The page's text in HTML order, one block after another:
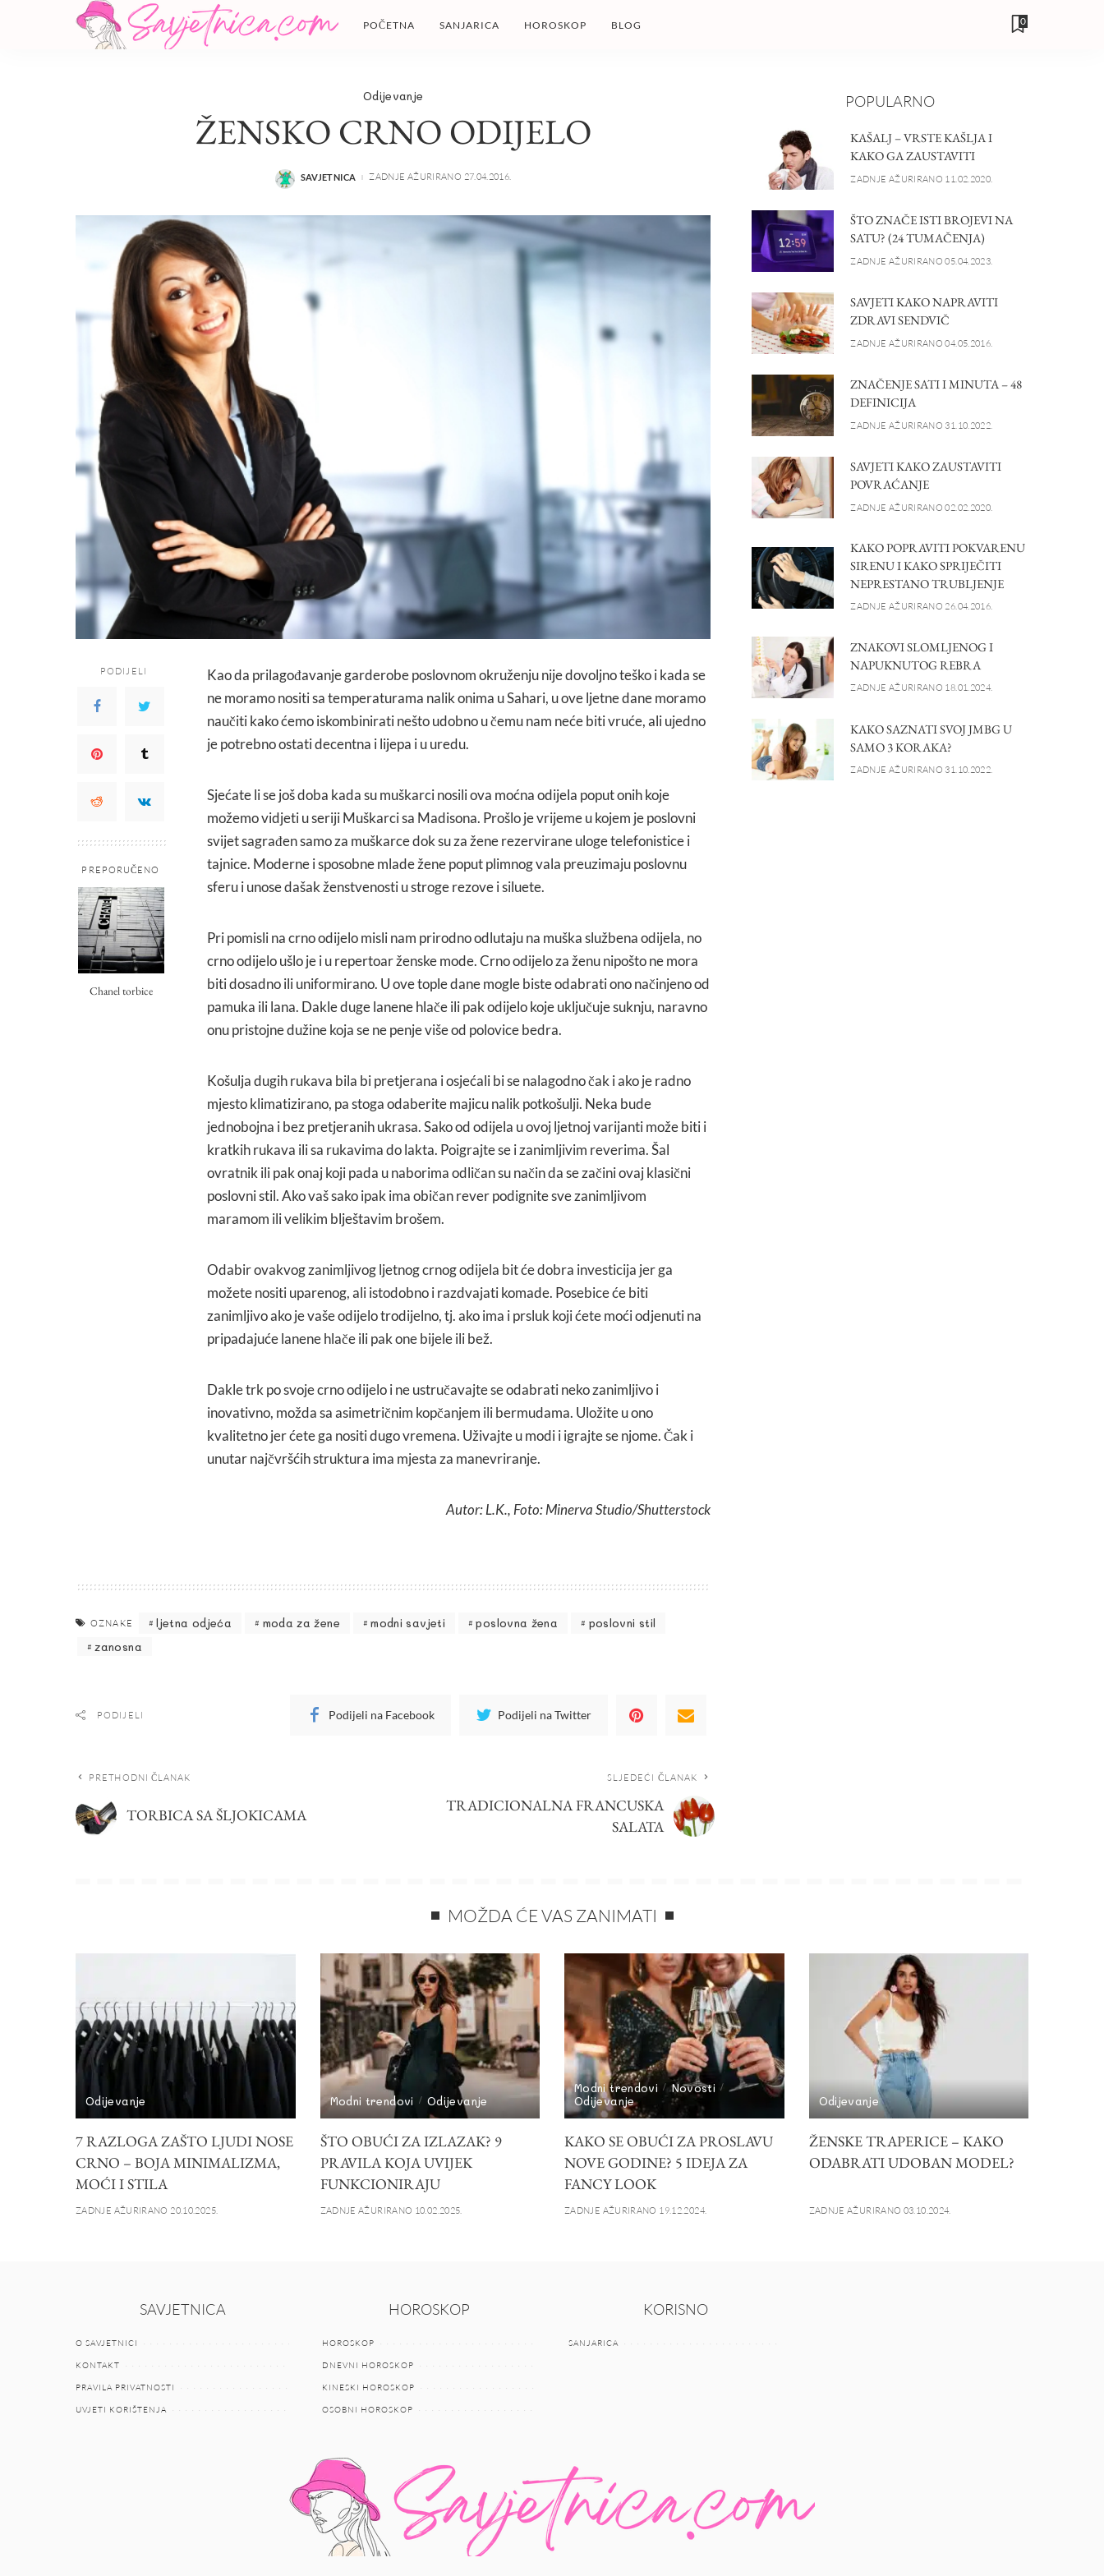
POČETNA SANJARICA HOROSKOP BLOG 0
Odijevanje
ŽENSKO CRNO ODIJELO
POSTED
SAVJETNICA ZADNJE AŽURIRANO 27.04.2016.
PODIJELI
PREPORUČENO
Chanel torbice
Kao da prilagođavanje garderobe poslovnom okruženju nije dovoljno teško i kada se
ne moramo nositi sa temperaturama nalik onima u Sahari, u ove ljetne dane moramo
naučiti kako ćemo iskombinirati nešto udobno u čemu nam neće biti vruće, ali ujedno
je potrebno ostati decentna i lijepa i u uredu.
Sjećate li se još doba kada su muškarci nosili ova moćna odijela poput onih koje
možemo vidjeti u seriji Muškarci sa Madisona. Prošlo je vrijeme u kojem je poslovni
svijet sagrađen samo za muškarce dok su za žene rezervirane uloge telefonistice i
tajnice. Moderne i sposobne mlade žene poput plimnog vala preuzimaju poslovnu
sferu i unose dašak ženstvenosti u stroge rezove i siluete.
Pri pomisli na crno odijelo misli nam prirodno odlutaju na muška službena odijela, no
crno odijelo ušlo je i u repertoar ženske mode. Crno odijelo za ženu nipošto ne mora
biti dosadno ili uniformirano. U ove tople dane mogle biste odabrati ono načinjeno od
pamuka ili lana. Dakle duge lanene hlače ili pak odijelo koje uključuje suknju, naravno
onu pristojne dužine koja se ne penje više od polovice bedra.
Košulja dugih rukava bila bi pretjerana i osjećali bi se nalagodno čak i ako je radno
mjesto klimatizirano, pa stoga odaberite majicu nalik potkošulji. Neka bude
jednobojna i bez pretjeranih ukrasa. Sako od odijela u ovoj ljetnoj varijanti može biti i
kratkih rukava ili sa rukavima do lakta. Poigrajte se i zanimljivim reverima. Šal
ovratnik ili pak onaj koji pada u naborima odličan su način da se začini ovaj klasični
poslovni stil. Ako vaš sako ipak ima običan rever podignite sve zanimljivom
maramom ili velikim blještavim brošem.
Odabir ovakvog zanimljivog ljetnog crnog odijela bit će dobra investicija jer ga
možete nositi uparenog, ali istodobno i razdvajati komade. Posebice će biti
zanimljivo ako je vaše odijelo trodijelno, tj. ako ima i prsluk koji ćete moći odjenuti na
pripadajuće lanene hlače ili pak one bijele ili bež.
Dakle trk po svoje crno odijelo i ne ustručavajte se odabrati neko zanimljivo i
inovativno, možda sa asimetričnim kopčanjem ili bermudama. Uložite u ono
kvalitetno jer ćete ga nositi dugo vremena. Uživajte u modi i igrajte se njome. Čak i
unutar najčvršćih struktura ima mjesta za manevriranje.
Autor: L.K., Foto: Minerva Studio/Shutterstock
OZNAKE ljetna odjeća moda za žene modni savjeti poslovna žena
poslovni stil
zanosna
PODIJELI Podijeli na Facebook Podijeli na Twitter
PRETHODNI ČLANAK
TORBICA SA ŠLJOKICAMA
SLJEDEĆI ČLANAK
TRADICIONALNA FRANCUSKA
SALATA
POPULARNO
KAŠALJ – VRSTE KAŠLJA I
KAKO GA ZAUSTAVITI
ZADNJE AŽURIRANO 11.02.2020.
ŠTO ZNAČE ISTI BROJEVI NA
SATU? (24 TUMAČENJA)
ZADNJE AŽURIRANO 05.04.2023.
SAVJETI KAKO NAPRAVITI
ZDRAVI SENDVIČ
ZADNJE AŽURIRANO 04.05.2016.
ZNAČENJE SATI I MINUTA – 48
DEFINICIJA
ZADNJE AŽURIRANO 31.10.2022.
SAVJETI KAKO ZAUSTAVITI
POVRAĆANJE
ZADNJE AŽURIRANO 02.02.2020.
KAKO POPRAVITI POKVARENU
SIRENU I KAKO SPRIJEČITI
NEPRESTANO TRUBLJENJE
ZADNJE AŽURIRANO 26.04.2016.
ZNAKOVI SLOMLJENOG I
NAPUKNUTOG REBRA
ZADNJE AŽURIRANO 18.01.2024.
KAKO SAZNATI SVOJ JMBG U
SAMO 3 KORAKA?
ZADNJE AŽURIRANO 31.10.2022.
MOŽDA ĆE VAS ZANIMATI
Odijevanje
7 RAZLOGA ZAŠTO LJUDI NOSE
CRNO – BOJA MINIMALIZMA,
MOĆI I STILA
ZADNJE AŽURIRANO 20.10.2025.
Modni trendovi Odijevanje
ŠTO OBUĆI ZA IZLAZAK? 9
PRAVILA KOJA UVIJEK
FUNKCIONIRAJU
ZADNJE AŽURIRANO 10.02.2025.
Modni trendovi
Novosti
Odijevanje
KAKO SE OBUĆI ZA PROSLAVU
NOVE GODINE? 5 IDEJA ZA
FANCY LOOK
ZADNJE AŽURIRANO 19.12.2024.
Odijevanje
ŽENSKE TRAPERICE – KAKO
ODABRATI UDOBAN MODEL?
ZADNJE AŽURIRANO 03.10.2024.
SAVJETNICA
O SAVJETNICI
KONTAKT
PRAVILA PRIVATNOSTI
UVJETI KORIŠTENJA
HOROSKOP
HOROSKOP
DNEVNI HOROSKOP
KINESKI HOROSKOP
OSOBNI HOROSKOP
KORISNO
SANJARICA